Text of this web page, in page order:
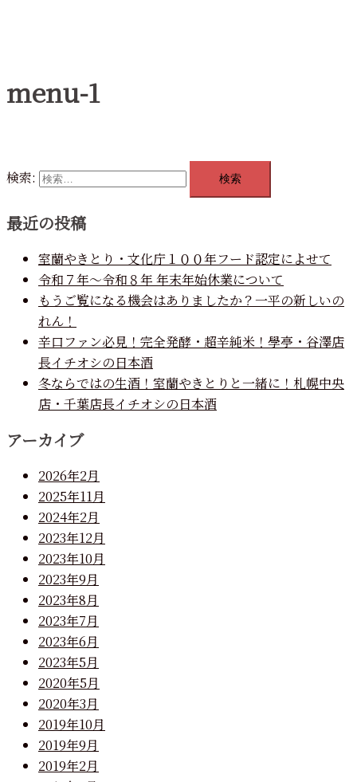
menu-1
検索:
最近の投稿
室蘭やきとり・文化庁１００年フード認定によせて
令和７年～令和８年 年末年始休業について
もうご覧になる機会はありましたか？一平の新しいの
れん！
辛口ファン必見！完全発酵・超辛純米！學亭・谷澤店
長イチオシの日本酒
冬ならではの生酒！室蘭やきとりと一緒に！札幌中央
店・千葉店長イチオシの日本酒
アーカイブ
2026年2月
2025年11月
2024年2月
2023年12月
2023年10月
2023年9月
2023年8月
2023年7月
2023年6月
2023年5月
2020年5月
2020年3月
2019年10月
2019年9月
2019年2月